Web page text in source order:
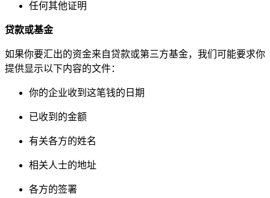
任何其他证明
贷款或基金
如果你要汇出的资金来自贷款或第三方基金，我们可能要求你
提供显示以下内容的文件：
你的企业收到这笔钱的日期
已收到的金额
有关各方的姓名
相关人士的地址
各方的签署